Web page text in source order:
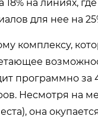
на линиях,
для нее на
комплексу,
программно за
Несмотря на
она